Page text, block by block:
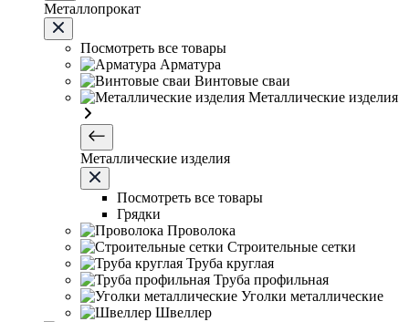
Металлопрокат
Посмотреть все товары
Арматура
Винтовые сваи
Металлические изделия
Металлические изделия
Посмотреть все товары
Грядки
Проволока
Строительные сетки
Труба круглая
Труба профильная
Уголки металлические
Швеллер